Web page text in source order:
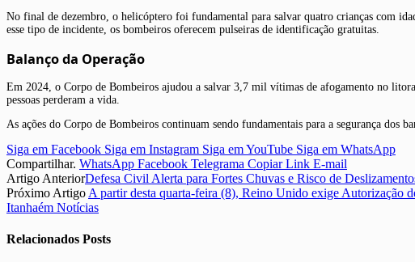
No final de dezembro, o helicóptero foi fundamental para salvar quatro crianças com
esse tipo de incidente, os bombeiros oferecem pulseiras de identificação gratuitas.
Balanço da Operação
Em 2024, o Corpo de Bombeiros ajudou a salvar 3,7 mil vítimas de afogamento no
pessoas perderam a vida.
As ações do Corpo de Bombeiros continuam sendo fundamentais para a segurança dos
Siga em Facebook Siga em Instagram Siga em YouTube Siga em WhatsApp
Compartilhar. WhatsApp Facebook Telegrama Copiar Link E-mail
Artigo AnteriorDefesa Civil Alerta para Fortes Chuvas e Risco de
Próximo Artigo A partir desta quarta-feira (8), Reino Unido exige Autorização
Itanhaém Notícias
Relacionados Posts